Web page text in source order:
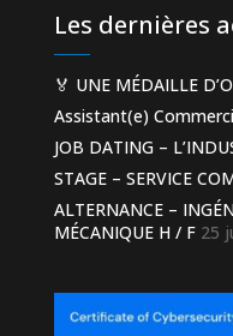
Les dernières
🏅 UNE MÉDAILLE
Assistant(e)
JOB DATING –
STAGE – SERVICE
ALTERNANCE –
MÉCANIQUE H / F 25